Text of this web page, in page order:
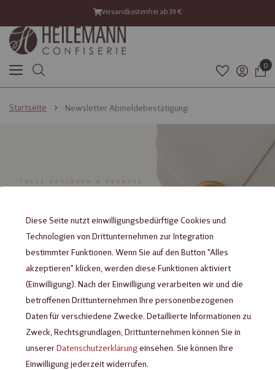
Versandkostenfrei ab 39 €
0
Startseite Newsletter Abmeldebestätigung
HEILEMANN Newsletter
Abmeldung erfolgreich!
Sie erhalten nun keine weiteren Emails.
Diese Seite nutzt einwilligungsbedürftige Cookies und
Technologien von Drittunternehmen zur Integration
bestimmter Funktionen. Wenn Sie auf den Button "Alles
akzeptieren" klicken, werden diese Funktionen aktiviert
(Einwilligung). Nach der Einwilligung verarbeiten wir und die
betroffenen Drittunternehmen Ihre personenbezogenen
Daten für verschiedene Zwecke. Detaillierte Informationen zu
Zweck, Rechtsgrundlagen, Drittunternehmen können Sie in
unsererDatenschutzerklärungeinsehen. Sie können Ihre
Einwilligung jederzeit widerrufen.